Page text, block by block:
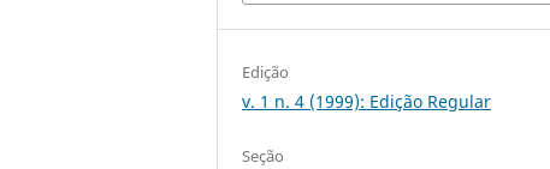
Edição
v. 1 n. 4 (1999): Edição Regular
Seção